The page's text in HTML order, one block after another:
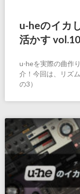
u-heのイカ
活かす vol.10
u-heを実際の曲作
介！今回は、リズ
の3）